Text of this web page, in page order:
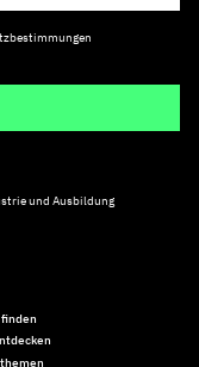
und Ausbildung